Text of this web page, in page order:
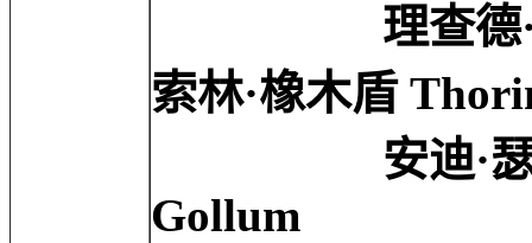
理查德·阿米
索林·橡木盾
安迪·瑟金斯
Gollum